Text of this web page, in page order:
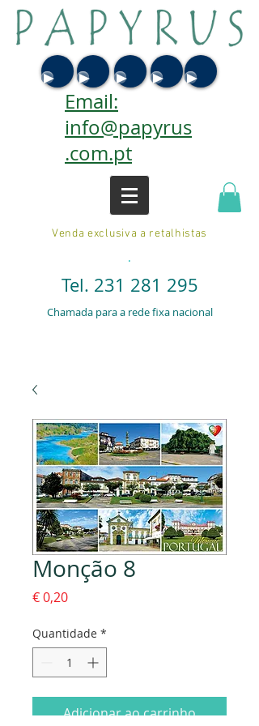
Email:
info@papyrus
.com.pt
Venda exclusiva a retalhistas
.
Tel. 231 281 295
Chamada para a rede fixa nacional
Monção 8
€ 0,20Preço
Quantidade *
Adicionar ao carrinho